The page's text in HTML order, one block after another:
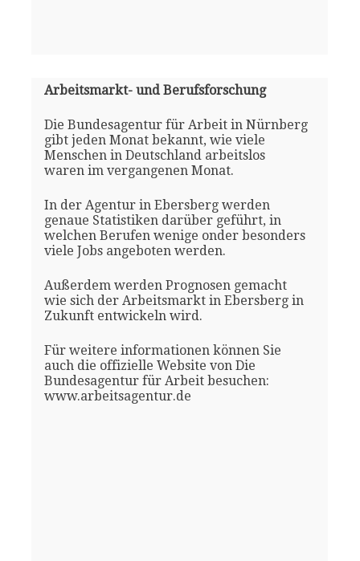
Arbeitsmarkt- und Berufsforschung
Die Bundesagentur für Arbeit in Nürnberg
gibt jeden Monat bekannt, wie viele
Menschen in Deutschland arbeitslos
waren im vergangenen Monat.
In der Agentur in Ebersberg werden
genaue Statistiken darüber geführt, in
welchen Berufen wenige onder besonders
viele Jobs angeboten werden.
Außerdem werden Prognosen gemacht
wie sich der Arbeitsmarkt in Ebersberg in
Zukunft entwickeln wird.
Für weitere informationen können Sie
auch die offizielle Website von Die
Bundesagentur für Arbeit besuchen:
www.arbeitsagentur.de